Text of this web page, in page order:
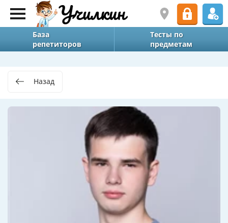
База
репетиторов
Тесты по
предметам
Назад